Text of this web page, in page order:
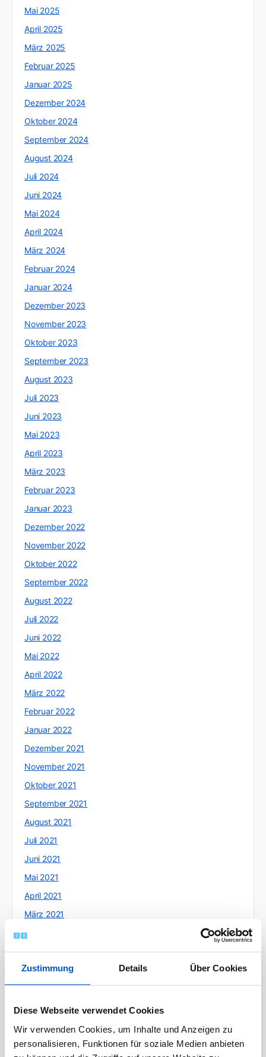
Zustimmung Details Über Cookies
Diese Webseite verwendet Cookies
Wir verwenden Cookies, um Inhalte und Anzeigen zu
personalisieren, Funktionen für soziale Medien anbieten
Mai 2025
April 2025
März 2025
Februar 2025
Januar 2025
Dezember 2024
Oktober 2024
September 2024
August 2024
Juli 2024
Juni 2024
Mai 2024
April 2024
März 2024
Februar 2024
Januar 2024
Dezember 2023
November 2023
Oktober 2023
September 2023
August 2023
Juli 2023
Juni 2023
Mai 2023
April 2023
März 2023
Februar 2023
Januar 2023
Dezember 2022
November 2022
Oktober 2022
September 2022
August 2022
Juli 2022
Juni 2022
Mai 2022
April 2022
März 2022
Februar 2022
Januar 2022
Dezember 2021
November 2021
Oktober 2021
September 2021
August 2021
Juli 2021
Juni 2021
Mai 2021
April 2021
März 2021
Februar 2021
Januar 2021
Dezember 2020
November 2020
Oktober 2020
September 2020
August 2020